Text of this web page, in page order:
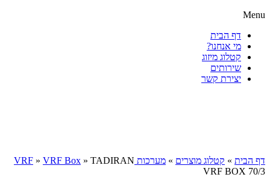
Menu
דף הבית
מי אנחנו?
קטלוג מיזוג
שירותים
יצירת קשר
דף הבית » קטלוג מוצרים » מערכות VRF » VRF Box » TADIRAN
VRF BOX 70/3